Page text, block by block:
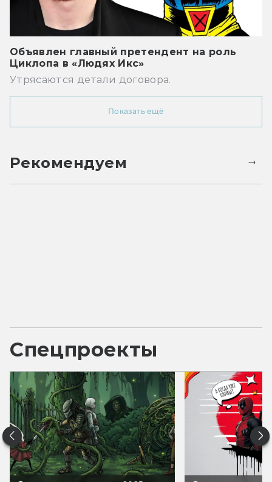
Объявлен главный претендент на роль
Циклопа в «Людях Икс»
Утрясаются детали договора.
Показать ещё
Рекомендуем
Спецпроекты